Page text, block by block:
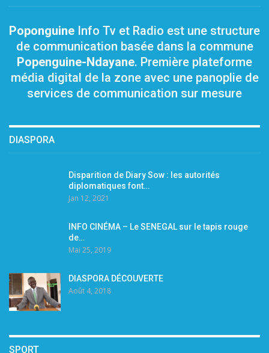
Poponguine Info Tv et Radio est une structure
de communication basée dans la commune
Popenguine-Ndayane. Première plateforme
média digital de la zone avec une panoplie de
services de communication sur mesure
DIASPORA
Disparition de Diary Sow : les autorités
diplomatiques font…
Jan 12, 2021
INFO CINÉMA – Le SENEGAL sur le tapis rouge
de…
Mai 25, 2019
DIASPORA DÉCOUVERTE
Août 4, 2018
SPORT